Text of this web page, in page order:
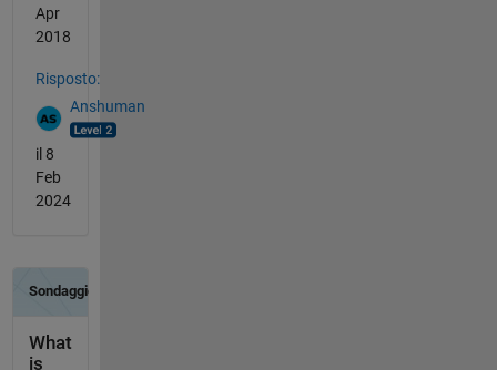
Apr
2018
Risposto:
Anshuman
il 8
Feb
2024